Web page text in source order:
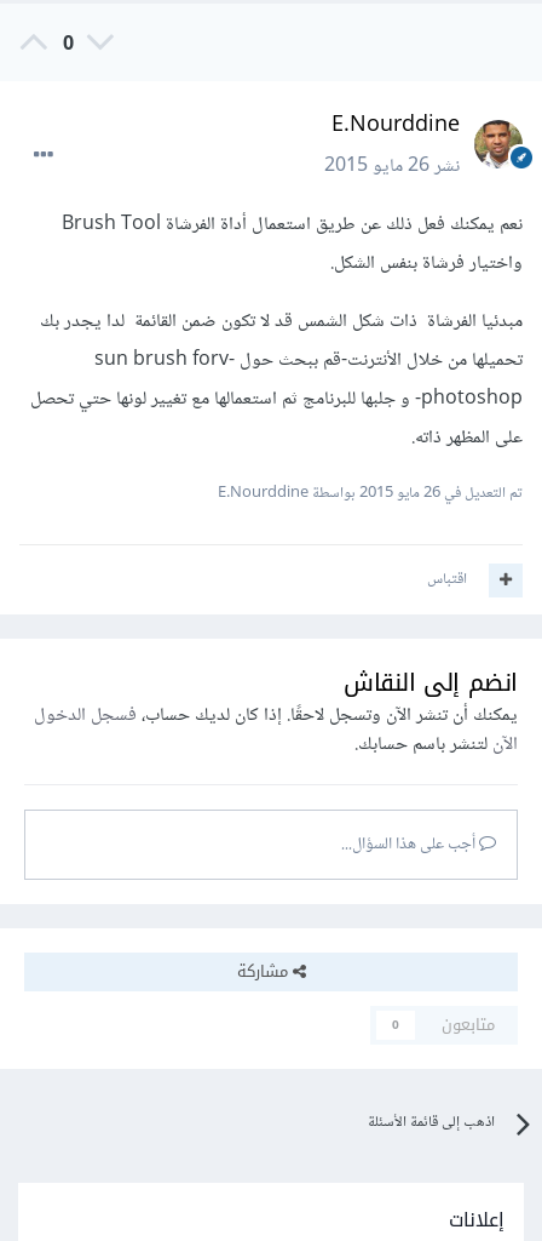
0
E.Nourddine
نشر26 مايو 2015
نعم يمكنك فعل ذلك عن طريق استعمال أداة الفرشاة Brush Tool
واختيار فرشاة بنفس الشكل.
مبدئيا الفرشاة ذات شكل الشمس قد لا تكون ضمن القائمة لدا يجدر بك
تحميلها من خلال الأنترنت-قم ببحث حول -sun brush forv
photoshop- و جلبها للبرنامج ثم استعمالها مع تغيير لونها حتي تحصل
على المظهر ذاته.
تم التعديل في26 مايو 2015 بواسطة E.Nourddine
اقتباس
انضم إلى النقاش
يمكنك أن تنشر الآن وتسجل لاحقًا. إذا كان لديك حساب،فسجل الدخول
الآنلتنشر باسم حسابك.
أجب على هذا السؤال...
مشاركة
متابعون
0
اذهب إلى قائمة الأسئلة
إعلانات